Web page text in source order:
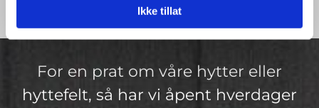
Ikke tillat
For en prat om våre hytter eller
hyttefelt, så har vi åpent hverdager